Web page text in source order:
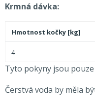
Krmná dávka:
Hmotnost kočky [kg]
4
Tyto pokyny jsou
Čerstvá voda by měla